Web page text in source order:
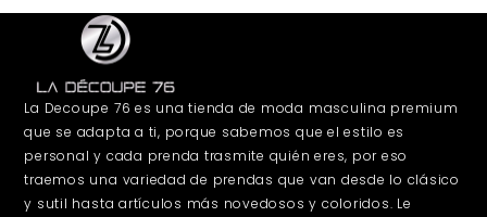
La Decoupe 76 es una tienda de moda masculina premium
que se adapta a ti, porque sabemos que el estilo es
personal y cada prenda trasmite quién eres, por eso
traemos una variedad de prendas que van desde lo clásico
y sutil hasta artículos más novedosos y coloridos. Le